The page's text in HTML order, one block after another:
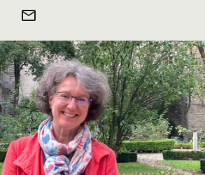
Version PDF